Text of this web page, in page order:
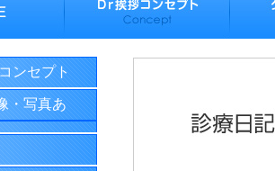
ンセプト
・写真あ